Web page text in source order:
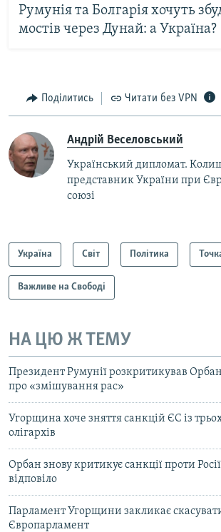
Румунія та Болгарія хочуть
мостів через Дунай: а Україна?
Поділитись Читати без VPN
Андрій Веселовський
Український дипломат.
представник України при
союзі
Україна Світ Політика
Важливе на Свободі
НА ЦЮ Ж ТЕМУ
Президент Румунії розкритикував
про «змішування рас»
Угорщина хоче зняття санкцій ЄС із
олігархів
Орбан знову критикує санкції проти
відповіло
Парламент Угорщини закликає
Європарламент